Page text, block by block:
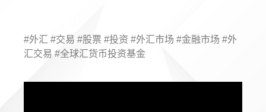
#外汇 #交易 #股票 #投资 #外汇市场 #金融市场 #外
汇交易 #全球汇货币投资基金